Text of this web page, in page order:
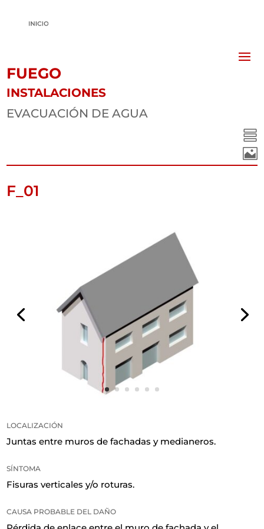
FUEGO
INSTALACIONES
EVACUACIÓN DE AGUA


F_01
LOCALIZACIÓN
Juntas entre muros de fachadas y medianeros.
SÍNTOMA
Fisuras verticales y/o roturas.
CAUSA PROBABLE DEL DAÑO